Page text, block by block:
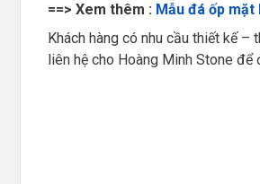
==> Xem thêm : Mẫu đá ốp mặt
Khách hàng có nhu cầu thiết kế
liên hệ cho Hoàng Minh Stone